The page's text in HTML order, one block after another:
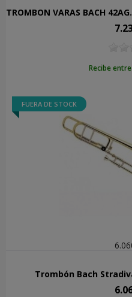
Precio
Recibe
FUERA DE STOCK
Trombón Bach
Precio